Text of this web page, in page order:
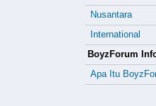
Nusantara
International
BoyzForum
Apa Itu